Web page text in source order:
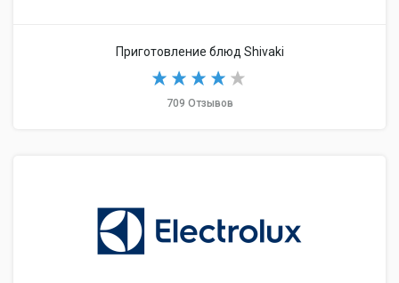
Приготовление блюд Shivaki
709 Отзывов